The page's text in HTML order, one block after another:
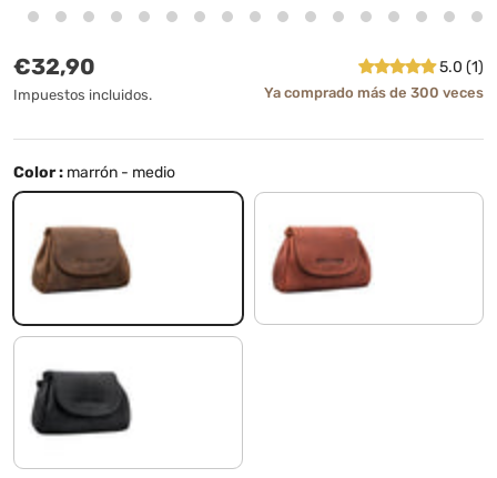
Precio normal
€32,90
Impuestos incluidos.
5.0 (1)
Ya comprado más de 300 veces
Color : marrón - medio
marrón - medio kara - cognac
negro